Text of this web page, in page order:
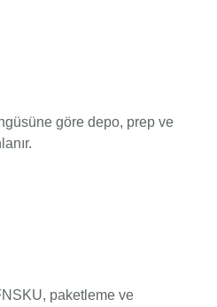
göre depo, prep ve
paketleme ve